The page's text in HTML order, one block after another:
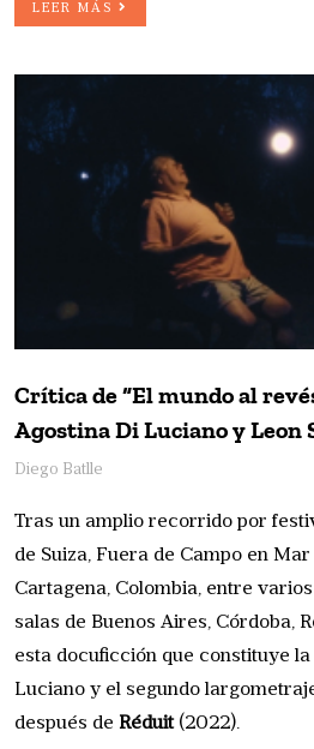
LEER MÁS
Crítica de “El mundo al
Agostina Di Luciano y
Diego Batlle
Tras un amplio recorrido por
de Suiza, Fuera de Campo en
Cartagena, Colombia, entre
salas de Buenos Aires, Córdoba,
esta docuficción que constituye
Luciano y el segundo
después de Réduit(2022).